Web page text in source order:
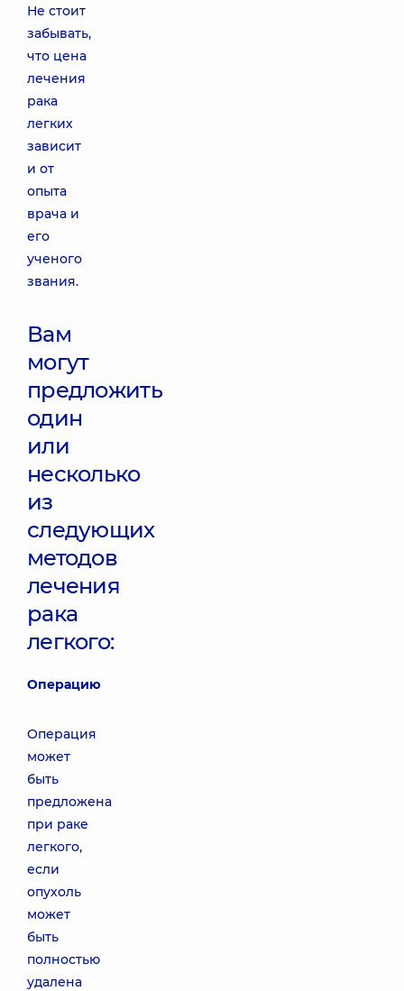
Не стоит
забывать,
что цена
лечения
рака
легких
зависит
и от
опыта
врача и
его
ученого
звания.
Вам
могут
предложить
один
или
несколько
из
следующих
методов
лечения
рака
легкого:
Операцию
Операция
может
быть
предложена
при раке
легкого,
если
опухоль
может
быть
полностью
удалена